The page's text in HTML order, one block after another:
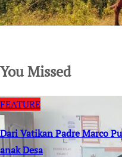
You Missed
FEATURE
Dari Vatikan Padre Marco
anak Desa